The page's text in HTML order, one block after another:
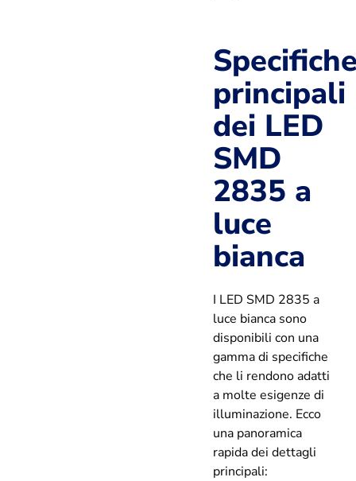
principali
dei LED
SMD
2835 a
luce
bianca
I LED SMD 2835 a
luce bianca sono
disponibili con una
gamma di specifiche
che li rendono adatti
a molte esigenze di
illuminazione. Ecco
una panoramica
rapida dei dettagli
principali: